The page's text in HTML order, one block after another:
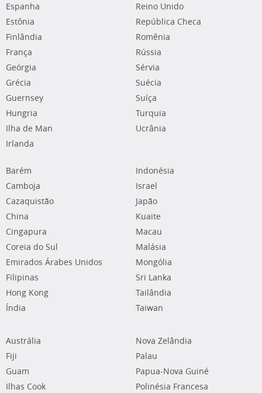
Espanha
Estônia
Finlândia
França
Geórgia
Grécia
Guernsey
Hungria
Ilha de Man
Irlanda
Reino Unido
República Checa
Romênia
Rússia
Sérvia
Suécia
Suíça
Turquia
Ucrânia
Barém
Camboja
Cazaquistão
China
Cingapura
Coreia do Sul
Emirados Árabes Unidos
Filipinas
Hong Kong
Índia
Indonésia
Israel
Japão
Kuaite
Macau
Malásia
Mongólia
Sri Lanka
Tailândia
Taiwan
Austrália
Fiji
Guam
Ilhas Cook
Nova Zelândia
Palau
Papua-Nova Guiné
Polinésia Francesa